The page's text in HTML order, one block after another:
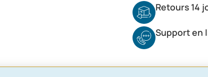
Retours 14
Support en